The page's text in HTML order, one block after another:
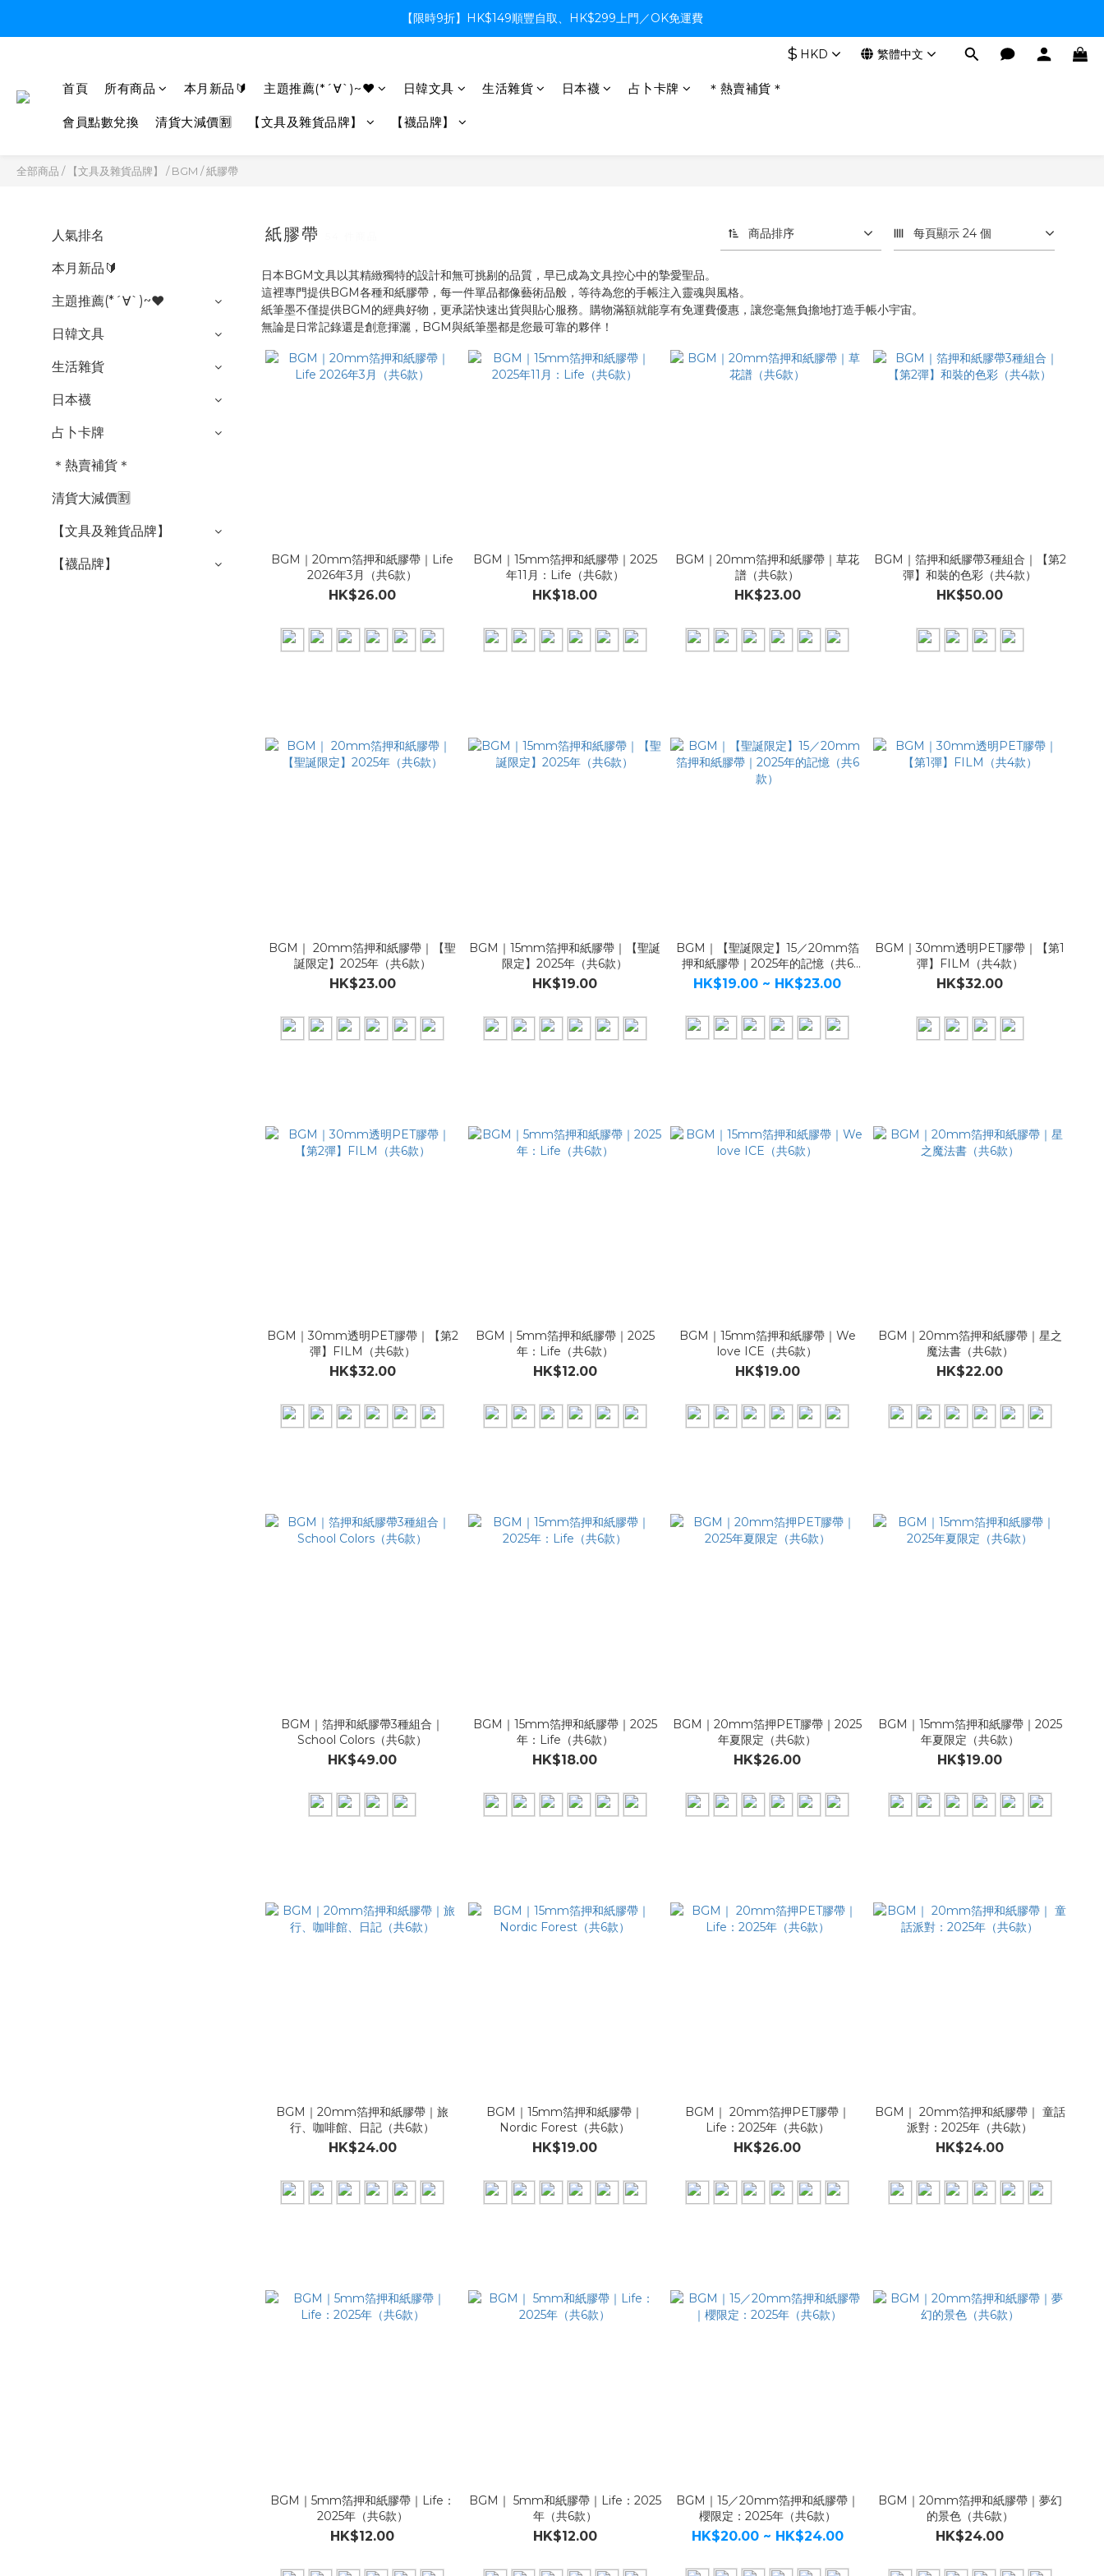
【限時9折】HK$149順豐自取、HK$299上門／OK免運費
【限時9折】HK$149順豐自取、HK$299上門／OK免運費
【限時9折】HK$149順豐自取、HK$299上門／OK免運費
$ HKD 繁體中文
首頁 所有商品 本月新品🔰 主題推薦(*´∀`)~♥ 日韓文具 生活雜貨 日本襪 占卜卡牌 ＊熱賣補貨＊
會員點數兌換 清貨大減價🈹 【文具及雜貨品牌】 【襪品牌】
全部商品 / 【文具及雜貨品牌】 /BGM /紙膠帶
人氣排名
本月新品🔰
主題推薦(*´∀`)~♥
日韓文具
生活雜貨
日本襪
占卜卡牌
＊熱賣補貨＊
清貨大減價🈹
【文具及雜貨品牌】
【襪品牌】
紙膠帶 商品排序 每頁顯示 24 個
日本BGM文具以其精緻獨特的設計和無可挑剔的品質，早已成為文具控心中的摯愛聖品。
這裡專門提供BGM各種和紙膠帶，每一件單品都像藝術品般，等待為您的手帳注入靈魂與風格。
紙筆墨不僅提供BGM的經典好物，更承諾快速出貨與貼心服務。購物滿額就能享有免運費優惠，讓您毫無負擔地打造手帳小宇宙。
無論是日常記錄還是創意揮灑，BGM與紙筆墨都是您最可靠的夥伴！
BGM｜20mm箔押和紙膠帶｜Life
2026年3月（共6款）
HK$26.00
BGM｜15mm箔押和紙膠帶｜2025
年11月：Life（共6款）
HK$18.00
BGM｜20mm箔押和紙膠帶｜草花
譜（共6款）
HK$23.00
BGM｜箔押和紙膠帶3種組合｜【第2
彈】和裝的色彩（共4款）
HK$50.00
BGM｜ 20mm箔押和紙膠帶｜【聖
誕限定】2025年（共6款）
HK$23.00
BGM｜15mm箔押和紙膠帶｜【聖誕
限定】2025年（共6款）
HK$19.00
BGM｜【聖誕限定】15／20mm箔
押和紙膠帶｜2025年的記憶（共6
款）
HK$19.00 ~ HK$23.00
BGM｜30mm透明PET膠帶｜【第1
彈】FILM（共4款）
HK$32.00
BGM｜30mm透明PET膠帶｜【第2
彈】FILM（共6款）
HK$32.00
BGM｜5mm箔押和紙膠帶｜2025
年：Life（共6款）
HK$12.00
BGM｜15mm箔押和紙膠帶｜We
love ICE（共6款）
HK$19.00
BGM｜20mm箔押和紙膠帶｜星之
魔法書（共6款）
HK$22.00
BGM｜箔押和紙膠帶3種組合｜
School Colors（共6款）
HK$49.00
BGM｜15mm箔押和紙膠帶｜2025
年：Life（共6款）
HK$18.00
BGM｜20mm箔押PET膠帶｜2025
年夏限定（共6款）
HK$26.00
BGM｜15mm箔押和紙膠帶｜2025
年夏限定（共6款）
HK$19.00
BGM｜20mm箔押和紙膠帶｜旅
行、咖啡館、日記（共6款）
HK$24.00
BGM｜15mm箔押和紙膠帶｜
Nordic Forest（共6款）
HK$19.00
BGM｜ 20mm箔押PET膠帶｜
Life：2025年（共6款）
HK$26.00
BGM｜ 20mm箔押和紙膠帶｜ 童話
派對：2025年（共6款）
HK$24.00
BGM｜5mm箔押和紙膠帶｜Life：
2025年（共6款）
HK$12.00
BGM｜ 5mm和紙膠帶｜Life：2025
年（共6款）
HK$12.00
BGM｜15／20mm箔押和紙膠帶｜
櫻限定：2025年（共6款）
HK$20.00 ~ HK$24.00
BGM｜20mm箔押和紙膠帶｜夢幻
的景色（共6款）
HK$24.00